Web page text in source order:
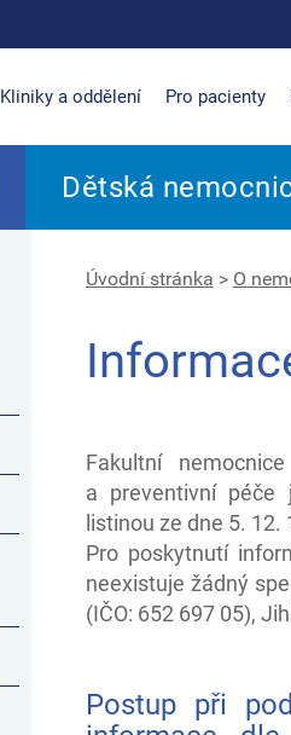
Kliniky a oddělení Pro pacienty
Dětská
Úvodní stránka > O
Fakultní
a preventivní péče
listinou ze dne 5. 12.
Pro poskytnutí
neexistuje žádný
(IČO: 652 697 05),
Postup při